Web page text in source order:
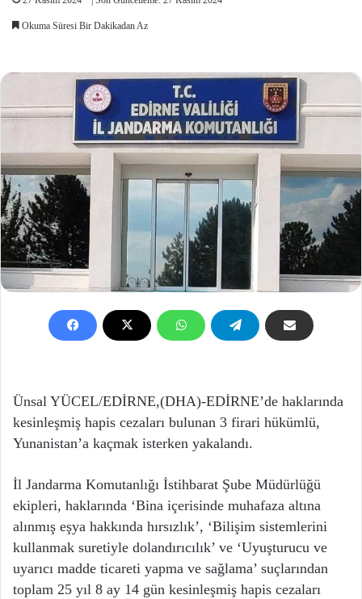
Okuma Süresi Bir Dakikadan Az
Ünsal YÜCEL/EDİRNE,(DHA)-EDİRNE’de haklarında
kesinleşmiş hapis cezaları bulunan 3 firari hükümlü,
Yunanistan’a kaçmak isterken yakalandı.
İl Jandarma Komutanlığı İstihbarat Şube Müdürlüğü
ekipleri, haklarında ‘Bina içerisinde muhafaza altına
alınmış eşya hakkında hırsızlık’, ‘Bilişim sistemlerini
kullanmak suretiyle dolandırıcılık’ ve ‘Uyuşturucu ve
uyarıcı madde ticareti yapma ve sağlama’ suçlarından
toplam 25 yıl 8 ay 14 gün kesinleşmiş hapis cezaları